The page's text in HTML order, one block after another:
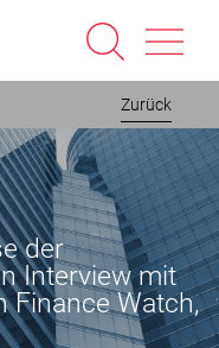
Zurück
der
Interview mit
Finance Watch,